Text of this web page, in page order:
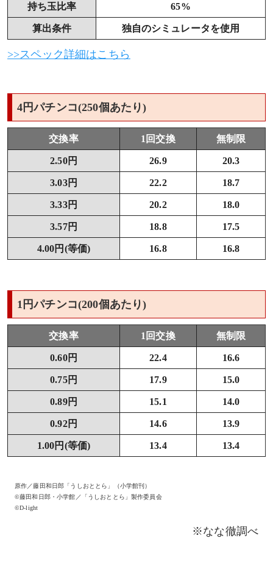
持ち玉比率 65%
算出条件 独自のシミュレータを使用
>>スペック詳細はこちら
4円パチンコ(250個あたり)
交換率 1回交換 無制限
2.50円 26.9 20.3
3.03円 22.2 18.7
3.33円 20.2 18.0
3.57円 18.8 17.5
4.00円(等価) 16.8 16.8
1円パチンコ(200個あたり)
交換率 1回交換 無制限
0.60円 22.4 16.6
0.75円 17.9 15.0
0.89円 15.1 14.0
0.92円 14.6 13.9
1.00円(等価) 13.4 13.4
原作／藤田和日郎「うしおととら」（小学館刊）
©藤田和日郎・小学館／「うしおととら」製作委員会
©D-light
※なな徹調べ